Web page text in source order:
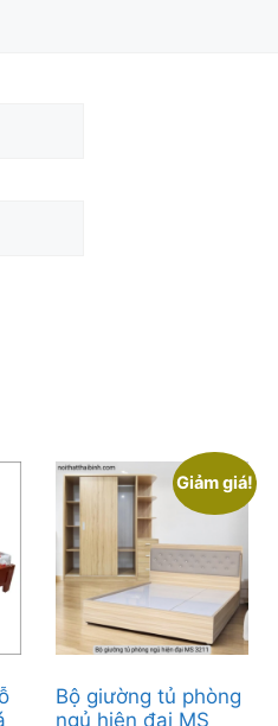
Giảm giá!
Bộ giường tủ phòng
ngủ hiện đại MS